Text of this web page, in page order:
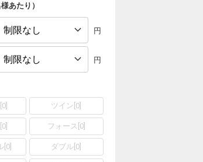
あたり）
円
円
0 ツイン 0
0 フォース 0]
[ 0] ダブル 0